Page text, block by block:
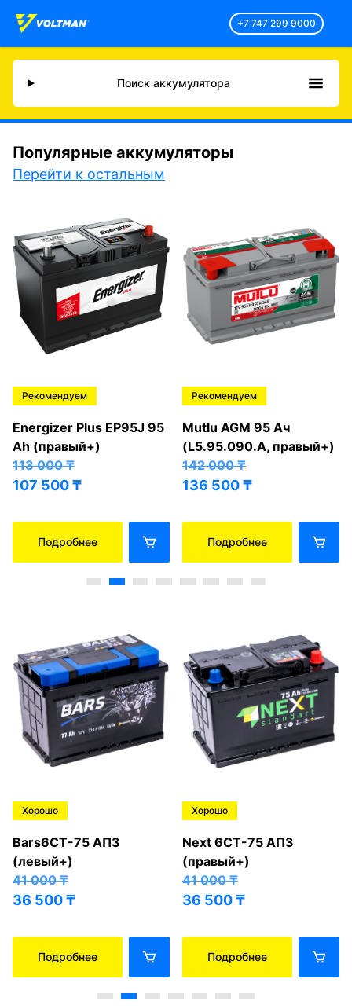
+7 747 299 9000
Поиск аккумулятора
Популярные аккумуляторы
Перейти к остальным
Рекомендуем
Energizer Plus EP95J 95
Ah (правый+)
113 000₸
107 500₸
Подробнее
Рекомендуем
Mutlu AGM 95 Ач
(L5.95.090.A, правый+)
142 000₸
136 500₸
Подробнее
Хорошо
Bars6СТ-75 АПЗ
(левый+)
41 000₸
36 500₸
Подробнее
Хорошо
Next 6СТ-75 АПЗ
(правый+)
41 000₸
36 500₸
Подробнее